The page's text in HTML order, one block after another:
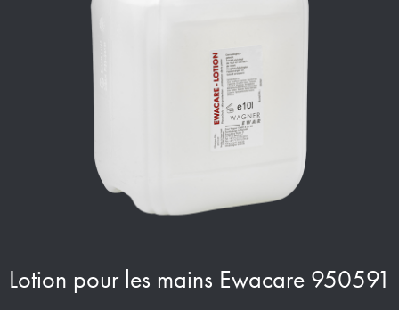
Lotion pour les mains Ewacare 950591